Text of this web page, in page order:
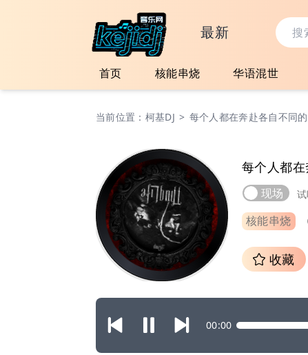
最新
首页 核能串烧 华语混世
当前位置： 柯基DJ > 每个人都在奔赴各自不同的
现场
每个人都在
核能串烧
收藏
00:00